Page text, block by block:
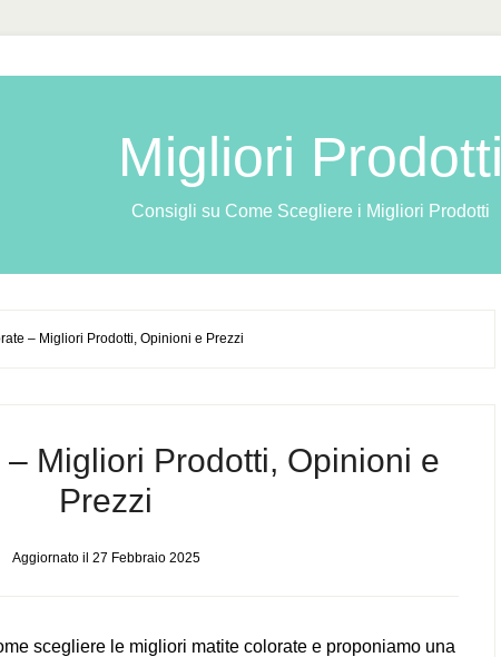
Migliori Prodotti
Consigli su Come Scegliere i Migliori Prodotti
– Migliori Prodotti, Opinioni e Prezzi
Migliori Prodotti, Opinioni e
Prezzi
Aggiornato il 27 Febbraio 2025
scegliere le migliori matite colorate e proponiamo una